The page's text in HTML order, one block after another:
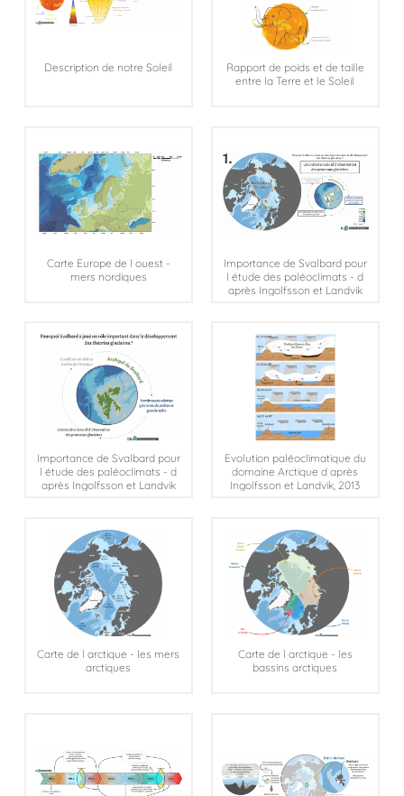
Description de notre Soleil
Rapport de poids et de taille
entre la Terre et le Soleil
Carte Europe de l ouest -
mers nordiques
Importance de Svalbard pour
l étude des paléoclimats - d
après Ingolfsson et Landvik
Importance de Svalbard pour
l étude des paléoclimats - d
après Ingolfsson et Landvik
Evolution paléoclimatique du
domaine Arctique d après
Ingolfsson et Landvik, 2013
Carte de l arctique - les mers
arctiques
Carte de l arctique - les
bassins arctiques